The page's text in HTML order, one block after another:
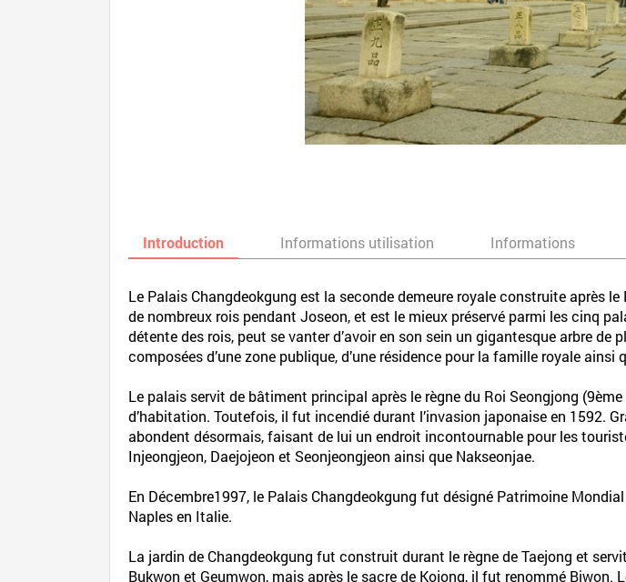
Introduction Informations utilisation Informations
Le Palais Changdeokgung est la seconde demeure royale construite après
de nombreux rois pendant Joseon, et est le mieux préservé parmi les cinq
détente des rois, peut se vanter d’avoir en son sein un gigantesque arbre
composées d’une zone publique, d’une résidence pour la famille royale ainsi
Le palais servit de bâtiment principal après le règne du Roi Seongjong
d’habitation. Toutefois, il fut incendié durant l’invasion japonaise en 1592.
abondent désormais, faisant de lui un endroit incontournable pour les
Injeongjeon, Daejojeon et Seonjeongjeon ainsi que Nakseonjae.
En Décembre1997, le Palais Changdeokgung fut désigné Patrimoine
Naples en Italie.
La jardin de Changdeokgung fut construit durant le règne de Taejong et
Bukwon et Geumwon, mais après le sacre de Kojong, il fut renommé